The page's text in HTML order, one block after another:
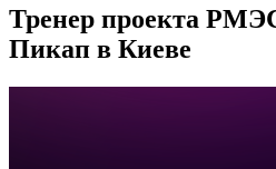
Тренер проекта
Пикап в Киеве